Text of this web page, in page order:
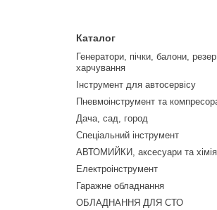
Каталог
Генератори, пічки, балони,
харчування
Інструмент для автосервісу
Пневмоінструмент та
Дача, сад, город
Спеціальний інструмент
АВТОМИЙКИ, аксесуари та хімія
Електроінструмент
Гаражне обладнання
ОБЛАДНАННЯ ДЛЯ СТО